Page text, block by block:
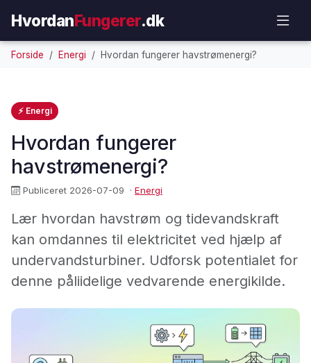
HvordanFungerer.dk
Forside Energi Hvordan fungerer havstrømenergi?
⚡ Energi
Hvordan fungerer
havstrømenergi?
Publiceret 2026-07-09 · Energi
Lær hvordan havstrøm og tidevandskraft
kan omdannes til elektricitet ved hjælp af
undervandsturbiner. Udforsk potentialet for
denne påliidelige vedvarende energikilde.